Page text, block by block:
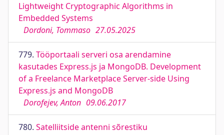
Lightweight Cryptographic Algorithms in
Embedded Systems
Dordoni, Tommaso 27.05.2025
779. Tööportaali serveri osa arendamine
kasutades Express.js ja MongoDB. Development
of a Freelance Marketplace Server-side Using
Express.js and MongoDB
Dorofejev, Anton 09.06.2017
780. Satelliitside antenni sõrestiku